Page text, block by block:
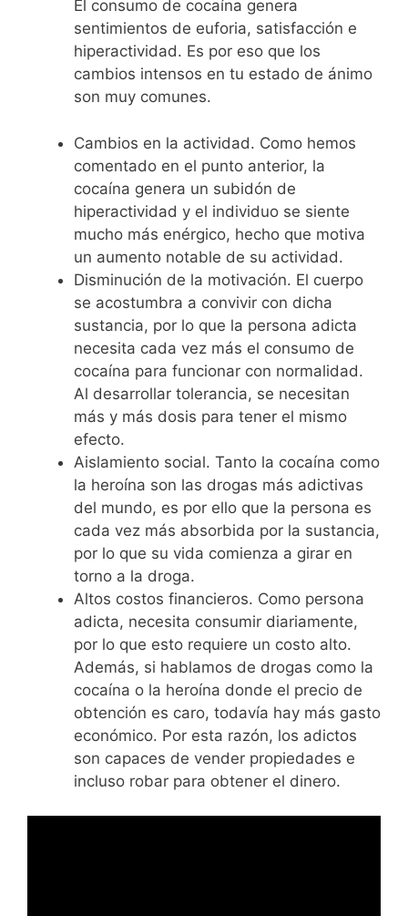
El consumo de cocaína genera
sentimientos de euforia, satisfacción e
hiperactividad. Es por eso que los
cambios intensos en tu estado de ánimo
son muy comunes.
Cambios en la actividad. Como hemos
comentado en el punto anterior, la
cocaína genera un subidón de
hiperactividad y el individuo se siente
mucho más enérgico, hecho que motiva
un aumento notable de su actividad.
Disminución de la motivación. El cuerpo
se acostumbra a convivir con dicha
sustancia, por lo que la persona adicta
necesita cada vez más el consumo de
cocaína para funcionar con normalidad.
Al desarrollar tolerancia, se necesitan
más y más dosis para tener el mismo
efecto.
Aislamiento social. Tanto la cocaína como
la heroína son las drogas más adictivas
del mundo, es por ello que la persona es
cada vez más absorbida por la sustancia,
por lo que su vida comienza a girar en
torno a la droga.
Altos costos financieros. Como persona
adicta, necesita consumir diariamente,
por lo que esto requiere un costo alto.
Además, si hablamos de drogas como la
cocaína o la heroína donde el precio de
obtención es caro, todavía hay más gasto
económico. Por esta razón, los adictos
son capaces de vender propiedades e
incluso robar para obtener el dinero.